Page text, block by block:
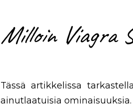
Milloin Viagra
Tässä artikkelissa
ainutlaatuisia ominaisuuksia.